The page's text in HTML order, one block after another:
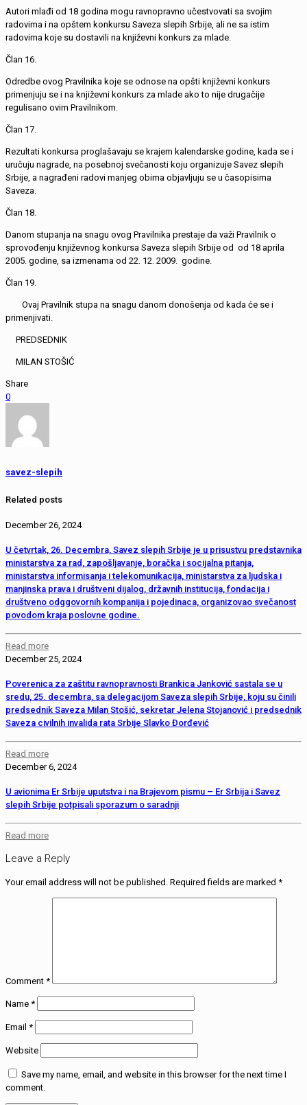
Autori mlađi od 18 godina mogu ravnopravno učestvovati sa svojim
radovima i na opštem konkursu Saveza slepih Srbije, ali ne sa istim
radovima koje su dostavili na književni konkurs za mlade.
Član 16.
Odredbe ovog Pravilnika koje se odnose na opšti književni konkurs
primenjuju se i na književni konkurs za mlade ako to nije drugačije
regulisano ovim Pravilnikom.
Član 17.
Rezultati konkursa proglašavaju se krajem kalendarske godine, kada se i
uručuju nagrade, na posebnoj svečanosti koju organizuje Savez slepih
Srbije, a nagrađeni radovi manjeg obima objavljuju se u časopisima
Saveza.
Član 18.
Danom stupanja na snagu ovog Pravilnika prestaje da važi Pravilnik o
sprovođenju književnog konkursa Saveza slepih Srbije od od 18 aprila
2005. godine, sa izmenama od 22. 12. 2009. godine.
Član 19.
Ovaj Pravilnik stupa na snagu danom donošenja od kada će se i
primenjivati.
PREDSEDNIK
MILAN STOŠIĆ
Share
0
savez-slepih
Related posts
December 26, 2024
U četvrtak, 26. Decembra, Savez slepih Srbije je u prisustvu predstavnika
ministarstva za rad, zapošljavanje, boračka i socijalna pitanja,
ministarstva informisanja i telekomunikacija, ministarstva za ljudska i
manjinska prava i društveni dijalog, državnih institucija, fondacija i
društveno odggovornih kompanija i pojedinaca, organizovao svečanost
povodom kraja poslovne godine.
Read more
December 25, 2024
Poverenica za zaštitu ravnopravnosti Brankica Janković sastala se u
sredu, 25. decembra, sa delegacijom Saveza slepih Srbije, koju su činili
predsednik Saveza Milan Stošić, sekretar Jelena Stojanović i predsednik
Saveza civilnih invalida rata Srbije Slavko Đorđević
Read more
December 6, 2024
U avionima Er Srbije uputstva i na Brajevom pismu – Er Srbija i Savez
slepih Srbije potpisali sporazum o saradnji
Read more
Leave a Reply
Your email address will not be published. Required fields are marked *
Comment *
Name *
Email *
Website
Save my name, email, and website in this browser for the next time I
comment.